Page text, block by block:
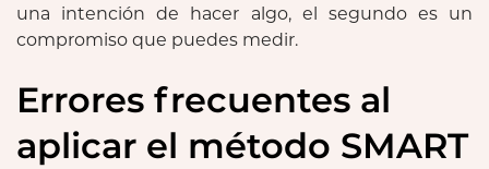
una intención de hacer algo, el segundo es un
compromiso que puedes medir.
Errores frecuentes al
aplicar el método SMART